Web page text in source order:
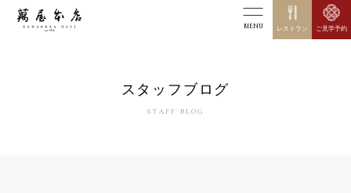
MENU ご見学予約
レストラン
スタッフブログ
STAFF BLOG